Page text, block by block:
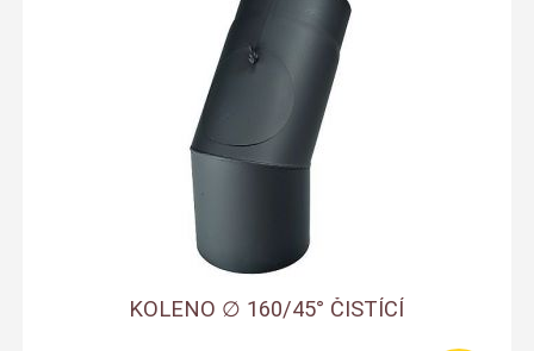
KOLENO ∅ 160/45° ČISTÍCÍ